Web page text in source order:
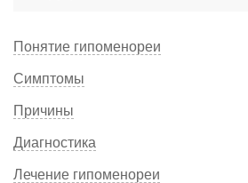
Понятие гипоменореи
Симптомы
Причины
Диагностика
Лечение гипоменореи